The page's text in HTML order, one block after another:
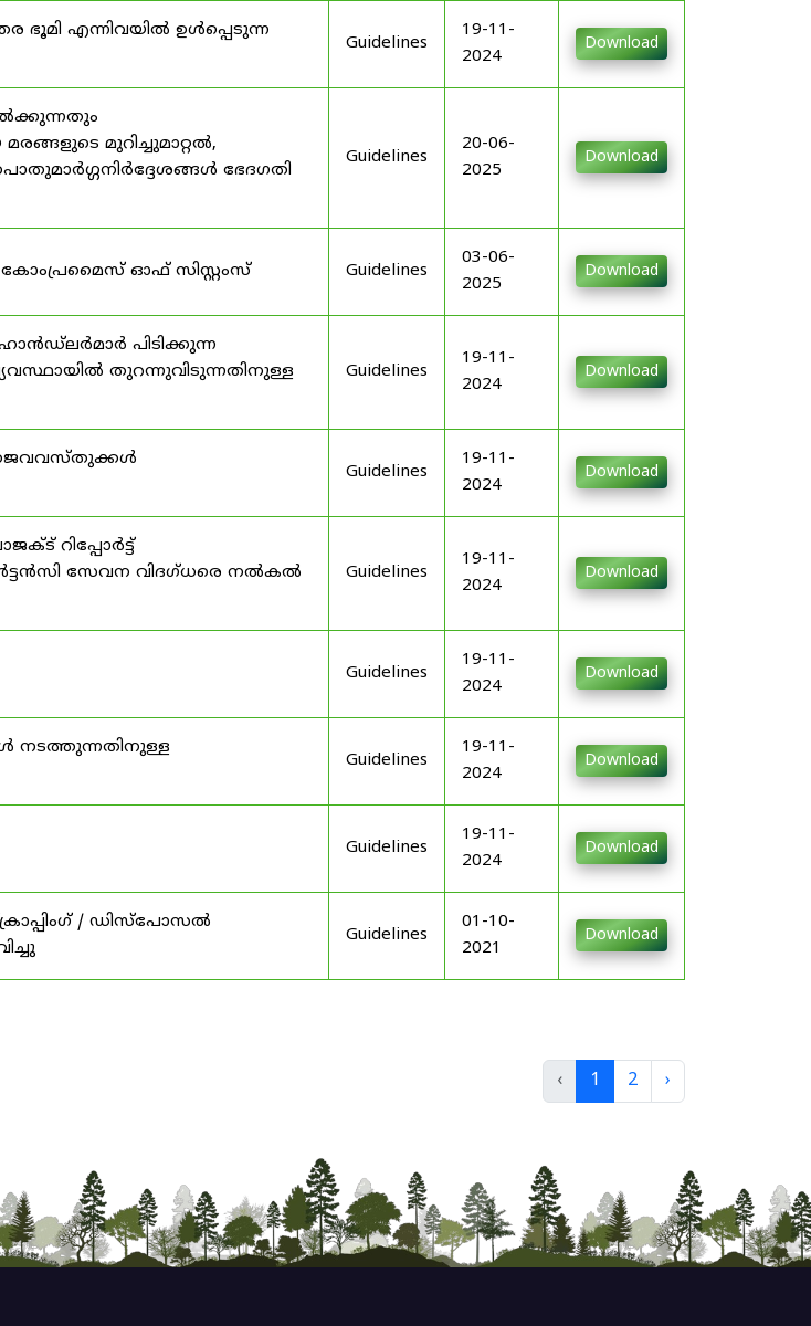
ഭൂമി എന്നിവയിൽ ഉൾപ്പെടുന്ന
Guidelines
19-11-
2024
Download
മുറിച്ചുമാറ്റൽ,
ഭേദഗതി
Guidelines
20-06-
2025
Download
ഓഫ് സിസ്റ്റംസ് Guidelines
03-06-
2025
Download
പിടിക്കുന്ന
തുറന്നുവിടുന്നതിനുള്ള
Guidelines
19-11-
2024
Download
ജൈവവസ്തുക്കൾ
Guidelines
19-11-
2024
Download
റിപ്പോർട്ട്
സേവന വിദഗ്ധരെ നൽകൽ
Guidelines
19-11-
2024
Download
Guidelines
19-11-
2024
Download
നടത്തുന്നതിനുള്ള
Guidelines
19-11-
2024
Download
Guidelines
19-11-
2024
Download
/ ഡിസ്‌പോസൽ
Guidelines
01-10-
2021
Download
‹ 1 2 ›